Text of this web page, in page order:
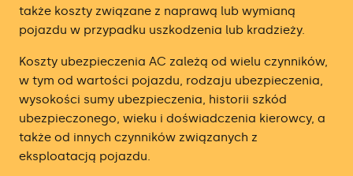
także koszty związane z naprawą lub wymianą
pojazdu w przypadku uszkodzenia lub kradzieży.
Koszty ubezpieczenia AC zależą od wielu czynników,
w tym od wartości pojazdu, rodzaju ubezpieczenia,
wysokości sumy ubezpieczenia, historii szkód
ubezpieczonego, wieku i doświadczenia kierowcy, a
także od innych czynników związanych z
eksploatacją pojazdu.